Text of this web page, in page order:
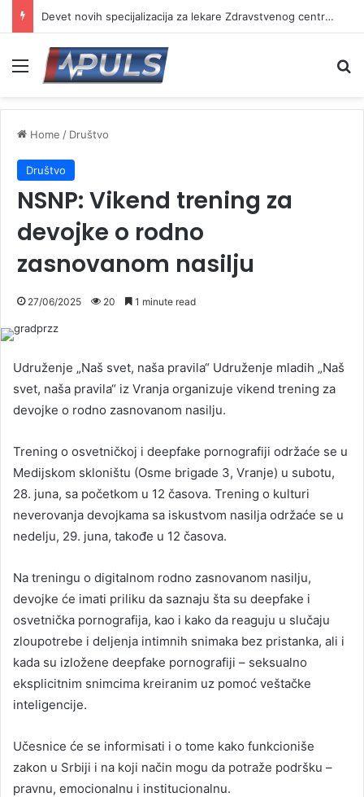
Devet novih specijalizacija za lekare Zdravstvenog centra Vranje
Menu
Home / Društvo
Društvo
NSNP: Vikend trening za
devojke o rodno
zasnovanom nasilju
27/06/2025 20 1 minute read
Udruženje „Naš svet, naša pravila“ Udruženje mladih „Naš
svet, naša pravila“ iz Vranja organizuje vikend trening za
devojke o rodno zasnovanom nasilju.
Trening o osvetničkoj i deepfake pornografiji održaće se u
Medijskom skloništu (Osme brigade 3, Vranje) u subotu,
28. juna, sa početkom u 12 časova. Trening o kulturi
neverovanja devojkama sa iskustvom nasilja održaće se u
nedelju, 29. juna, takođe u 12 časova.
Na treningu o digitalnom rodno zasnovanom nasilju,
devojke će imati priliku da saznaju šta su deepfake i
osvetnička pornografija, kao i kako da reaguju u slučaju
zloupotrebe i deljenja intimnih snimaka bez pristanka, ali i
kada su izložene deepfake pornografiji – seksualno
eksplicitnim snimcima kreiranim uz pomoć veštačke
inteligencije.
Učesnice će se informisati i o tome kako funkcioniše
zakon u Srbiji i na koji način mogu da potraže podršku –
pravnu, emocionalnu i institucionalnu.